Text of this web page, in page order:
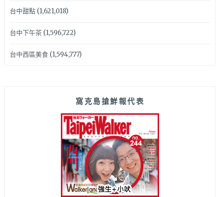
台中甜點(1,621,018)
台中下午茶(1,596,722)
台中西區美食(1,594,777)
窩克島搶鮮報代表